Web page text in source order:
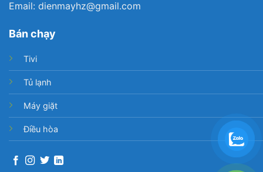
Khay chứa chịu lực vững chắc
chịu lực lớn vô cùng chắc chắn, đảm bảo an toàn
cho bạn thoải mái bảo quản thực phẩm ngay cả khi
đã đầy dung tích.
Email: dienmayhz@gmail.com
Bán chạy
Tivi
Tủ lạnh
Máy giặt
Điều hòa